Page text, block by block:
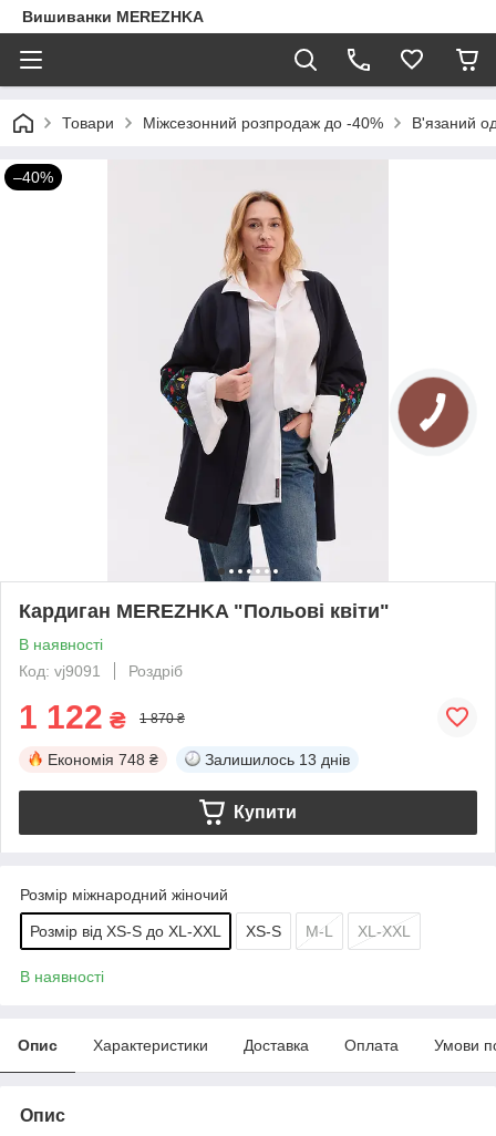
Вишиванки MEREZHKA
Товари Міжсезонний розпродаж до -40% В'язаний
–40%
Кардиган MEREZHKA "Польові квіти"
В наявності
Код: vj9091
Роздріб
1 122 ₴ 1 870 ₴
Економія 748 ₴ Залишилось 13 днів
Купити
Розмір міжнародний жіночий
Розмір від XS-S до XL-XXL XS-S M-L XL-XXL
В наявності
Опис Характеристики Доставка Оплата Умови
Опис